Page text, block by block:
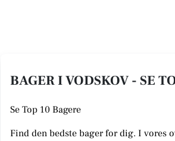
BAGER I VODSKOV - SE
Se Top 10 Bagere
Find den bedste bager for dig. I vores